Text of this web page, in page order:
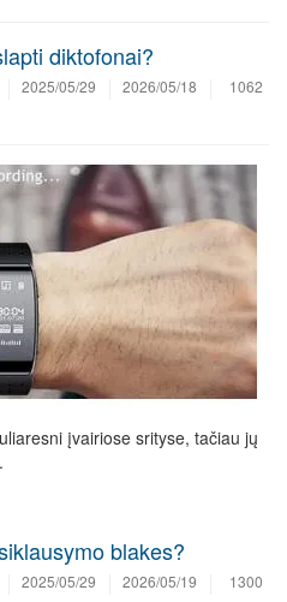
diktofonai?
2025/05/29 2026/05/18
1062
įvairiose srityse, tačiau jų
blakes?
2025/05/29 2026/05/19
1300